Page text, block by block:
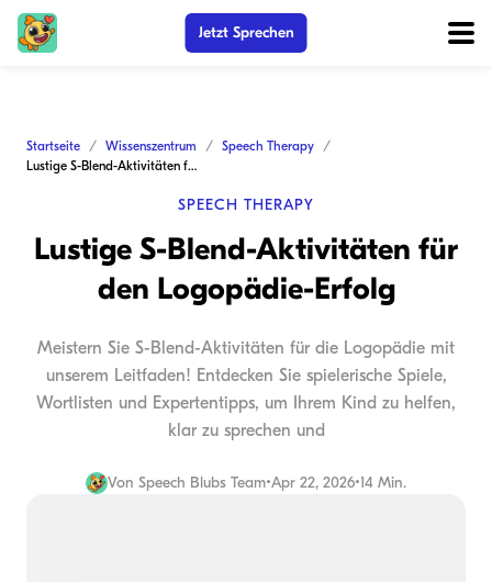
Jetzt Sprechen
Startseite Wissenszentrum
Speech Therapy
Lustige S-Blend-Aktivitäten für den Logopädie-Erfolg
SPEECH THERAPY
Lustige S-Blend-Aktivitäten für
den Logopädie-Erfolg
Meistern Sie S-Blend-Aktivitäten für die Logopädie mit
unserem Leitfaden! Entdecken Sie spielerische Spiele,
Wortlisten und Expertentipps, um Ihrem Kind zu helfen,
klar zu sprechen und
Von Speech Blubs Team•Apr 22, 2026•14 Min.